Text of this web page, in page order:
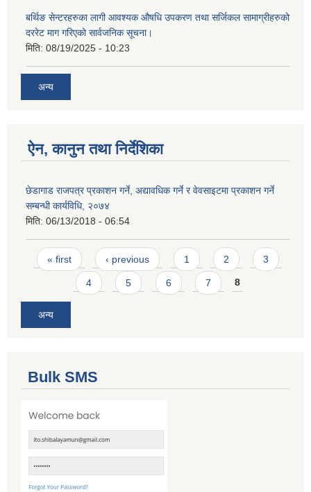
बर्थिङ सेन्टरहरुका लागी आवश्यक औषधि उपकरण तथा सर्जिकल सामाग्रीहरुको
दररेट माग गरिएको सार्वजनिक सूचना।
मिति: 08/19/2025 - 10:23
अन्य
ऐन, कानुन तथा निर्देशिका
छेडागाड राजपत्र प्रकाशन गर्ने, अद्यावधिक गर्ने र वेवसाइटमा प्रकाशन गर्ने
सम्बन्धी कार्यविधि, २०७४
मिति: 06/13/2018 - 06:54
Pages
« first ‹ previous 1 2 3
4 5 6 7 8
अन्य
Bulk SMS